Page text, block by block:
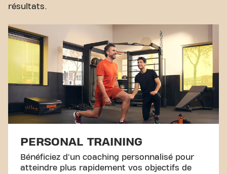
résultats.
PERSONAL TRAINING
Bénéficiez d'un coaching personnalisé pour
atteindre plus rapidement vos objectifs de